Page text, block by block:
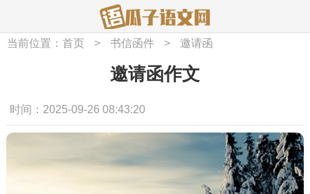
当前位置： 首页 > 书信函件 > 邀请函
邀请函作文
时间：2025-09-26 08:43:20